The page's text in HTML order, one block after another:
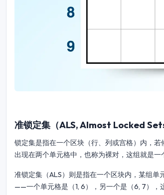
准锁定集（ALS, Almost Locked Sets
锁定集是指在一个区块（行、列或宫格）内，
出现在两个单元格中，也称为裸对，这组就是一
准锁定集（ALS）则是指在一个区块内，某组
——一个单元格是（1, 6），另一个是（6, 7），